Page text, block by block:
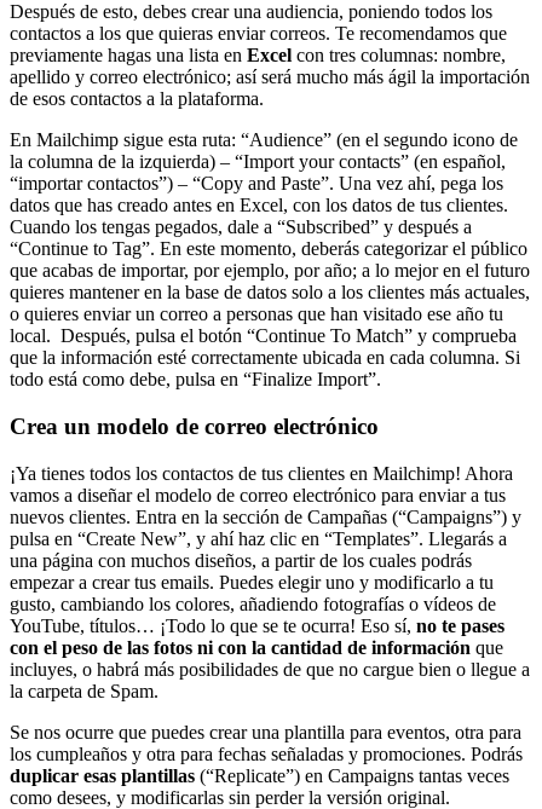
Después de esto, debes crear una audiencia, poniendo todos los
contactos a los que quieras enviar correos. Te recomendamos que
previamente hagas una lista en Excel con tres columnas: nombre,
apellido y correo electrónico; así será mucho más ágil la importación
de esos contactos a la plataforma.
En Mailchimp sigue esta ruta: “Audience” (en el segundo icono de
la columna de la izquierda) – “Import your contacts” (en español,
“importar contactos”) – “Copy and Paste”. Una vez ahí, pega los
datos que has creado antes en Excel, con los datos de tus clientes.
Cuando los tengas pegados, dale a “Subscribed” y después a
“Continue to Tag”. En este momento, deberás categorizar el público
que acabas de importar, por ejemplo, por año; a lo mejor en el futuro
quieres mantener en la base de datos solo a los clientes más actuales,
o quieres enviar un correo a personas que han visitado ese año tu
local. Después, pulsa el botón “Continue To Match” y comprueba
que la información esté correctamente ubicada en cada columna. Si
todo está como debe, pulsa en “Finalize Import”.
Crea un modelo de correo electrónico
¡Ya tienes todos los contactos de tus clientes en Mailchimp! Ahora
vamos a diseñar el modelo de correo electrónico para enviar a tus
nuevos clientes. Entra en la sección de Campañas (“Campaigns”) y
pulsa en “Create New”, y ahí haz clic en “Templates”. Llegarás a
una página con muchos diseños, a partir de los cuales podrás
empezar a crear tus emails. Puedes elegir uno y modificarlo a tu
gusto, cambiando los colores, añadiendo fotografías o vídeos de
YouTube, títulos… ¡Todo lo que se te ocurra! Eso sí, no te pases
con el peso de las fotos ni con la cantidad de información que
incluyes, o habrá más posibilidades de que no cargue bien o llegue a
la carpeta de Spam.
Se nos ocurre que puedes crear una plantilla para eventos, otra para
los cumpleaños y otra para fechas señaladas y promociones. Podrás
duplicar esas plantillas (“Replicate”) en Campaigns tantas veces
como desees, y modificarlas sin perder la versión original.